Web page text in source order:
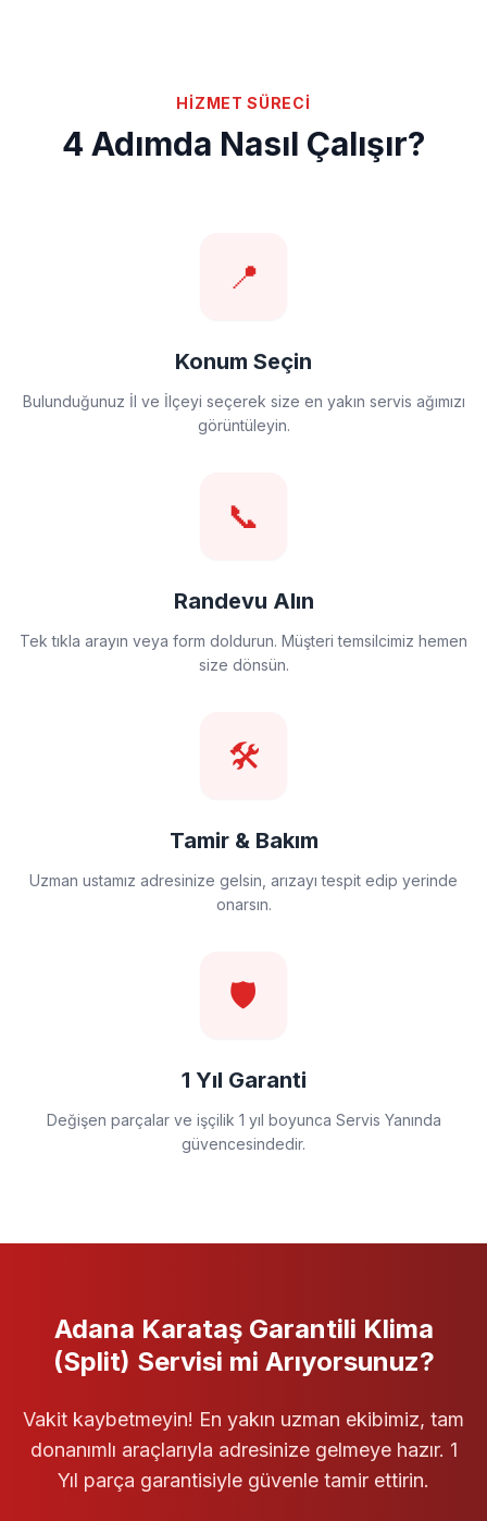
HİZMET SÜRECİ
4 Adımda Nasıl Çalışır?
📍
Konum Seçin
Bulunduğunuz İl ve İlçeyi seçerek size en yakın servis ağımızı
görüntüleyin.
📞
Randevu Alın
Tek tıkla arayın veya form doldurun. Müşteri temsilcimiz hemen
size dönsün.
🛠️
Tamir & Bakım
Uzman ustamız adresinize gelsin, arızayı tespit edip yerinde
onarsın.
🛡️
1 Yıl Garanti
Değişen parçalar ve işçilik 1 yıl boyunca Servis Yanında
güvencesindedir.
Adana KarataşGarantili Klima
(Split) Servisi mi Arıyorsunuz?
Vakit kaybetmeyin! En yakın uzman ekibimiz, tam
donanımlı araçlarıyla adresinize gelmeye hazır. 1
Yıl parça garantisiyle güvenle tamir ettirin.